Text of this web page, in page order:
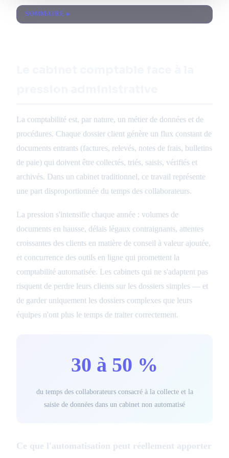
SOMMAIRE
La comptabilité est, par nature, un métier de données et de
procédures. Chaque dossier client génère un flux constant de
documents entrants (factures, relevés, notes de frais, bulletins
de paie) qui doivent être collectés, triés, saisis, vérifiés et
archivés. Dans un cabinet traditionnel, ce travail représente
une part disproportionnée du temps des collaborateurs.
La pression s'intensifie chaque année : volumes de
documents en hausse, délais légaux contraignants, attentes
croissantes des clients en matière de conseil à valeur ajoutée,
et concurrence des outils en ligne qui promettent la
comptabilité automatisée. Les cabinets qui ne s'adaptent pas
risquent de perdre leurs clients sur les dossiers simples — et
de garder uniquement les dossiers complexes que leurs
équipes n'ont plus le temps de traiter correctement.
30 à 50 %
du temps des collaborateurs consacré à la collecte et la
saisie de données dans un cabinet non automatisé
Ce que l'automatisation peut réellement apporter